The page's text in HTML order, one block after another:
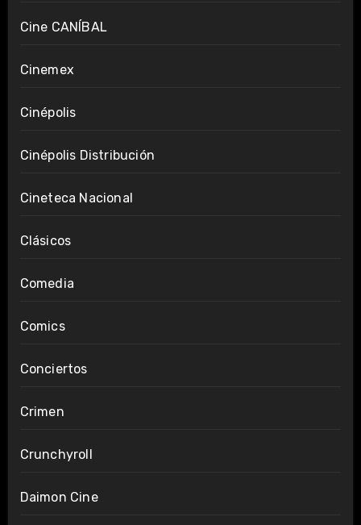
Cine CANÍBAL
Cinemex
Cinépolis
Cinépolis Distribución
Cineteca Nacional
Clásicos
Comedia
Comics
Conciertos
Crimen
Crunchyroll
Daimon Cine